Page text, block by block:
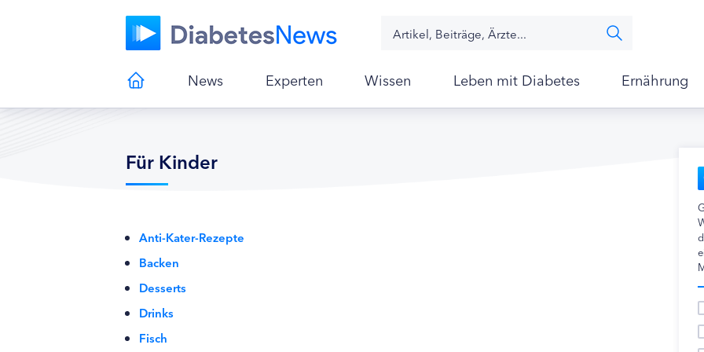
News Experten Wissen Leben mit Diabetes Ernährung
Für Kinder
Anti-Kater-Rezepte
Backen
Desserts
Drinks
Fisch